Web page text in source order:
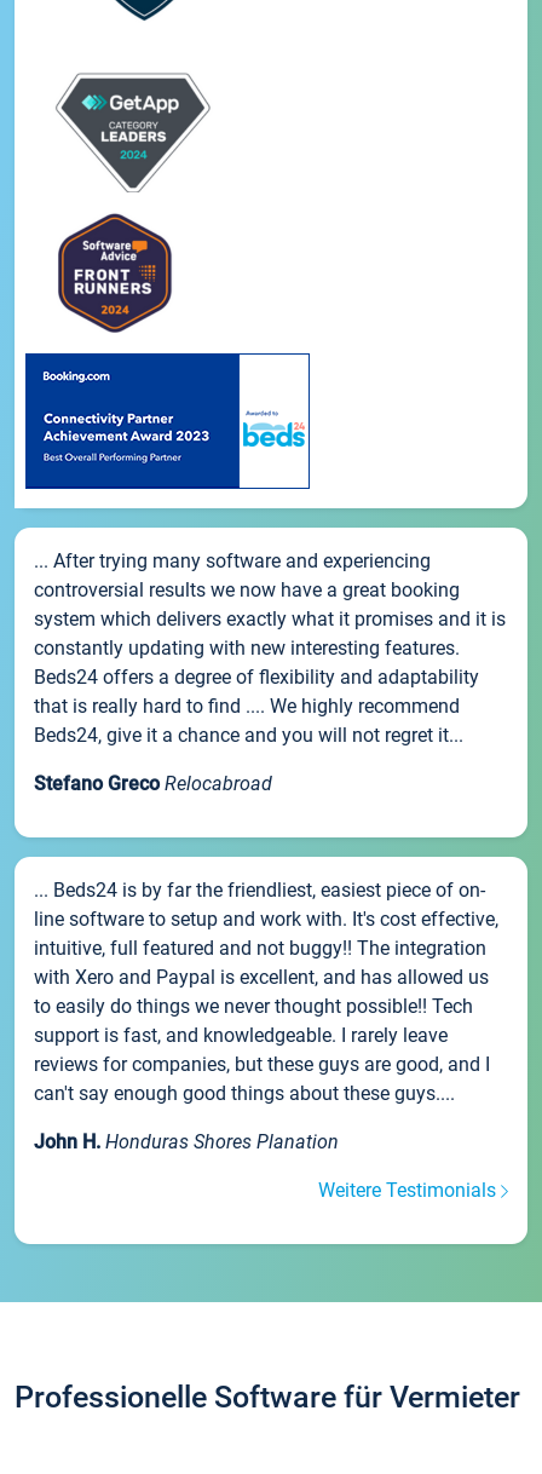
... After trying many software and experiencing
controversial results we now have a great booking
system which delivers exactly what it promises and it is
constantly updating with new interesting features.
Beds24 offers a degree of flexibility and adaptability
that is really hard to find .... We highly recommend
Beds24, give it a chance and you will not regret it...
Stefano Greco Relocabroad
... Beds24 is by far the friendliest, easiest piece of on-
line software to setup and work with. It's cost effective,
intuitive, full featured and not buggy!! The integration
with Xero and Paypal is excellent, and has allowed us
to easily do things we never thought possible!! Tech
support is fast, and knowledgeable. I rarely leave
reviews for companies, but these guys are good, and I
can't say enough good things about these guys....
John H. Honduras Shores Planation
Weitere Testimonials
Professionelle Software für Vermieter